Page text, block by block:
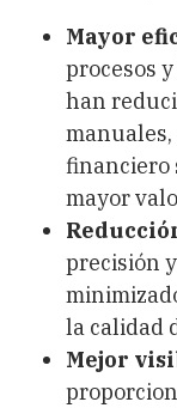
Mayor
procesos
han
financiero
mayor
precisión
la calidad
Mejor